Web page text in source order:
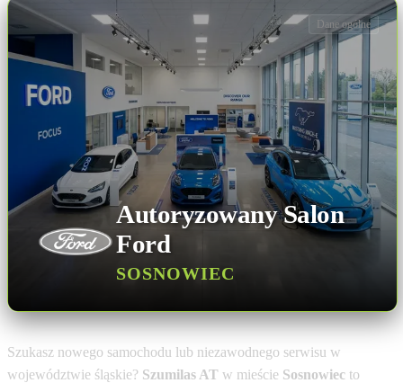
Autoryzowany Salon
Ford
SOSNOWIEC
Dane ogólne
Szukasz nowego samochodu lub niezawodnego serwisu w
województwie śląskie? Szumilas AT w mieście Sosnowiec to